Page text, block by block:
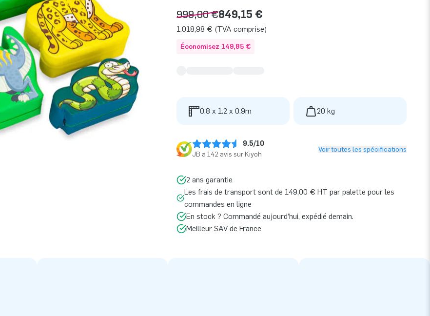
999,00 €849,15 €
1.018,98 € (TVA comprise)
Économisez 149,85 €
0.8 x 1.2 x 0.9m 20 kg
9.5/10
JB a 142 avis sur Kiyoh
Voir toutes les spécifications
2 ans garantie
Les frais de transport sont de 149,00 € HT par palette pour les
commandes en ligne
En stock ? Commandé aujourd’hui, expédié demain.
Meilleur SAV de France